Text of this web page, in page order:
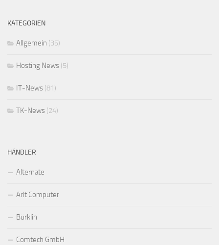
KATEGORIEN
Allgemein (35)
Hosting News (5)
IT-News (81)
TK-News (24)
HÄNDLER
Alternate
Arlt Computer
Bürklin
Comtech GmbH